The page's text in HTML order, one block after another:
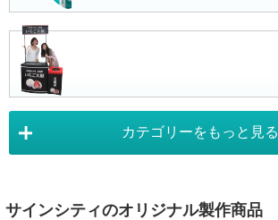
カテゴリーをもっと見る
サインシティのオリジナル製作商品